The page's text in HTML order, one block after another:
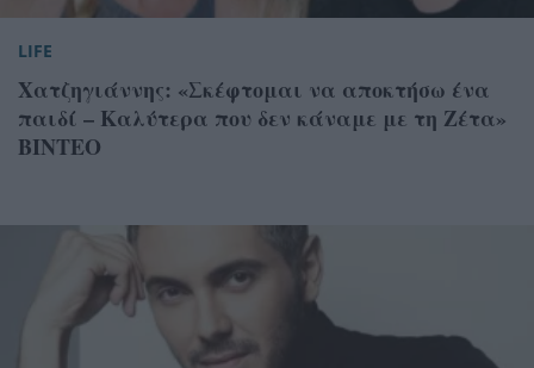
LIFE
Χατζηγιάννης: «Σκέφτομαι να αποκτήσω ένα
παιδί – Καλύτερα που δεν κάναμε με τη Ζέτα»
ΒΙΝΤΕΟ